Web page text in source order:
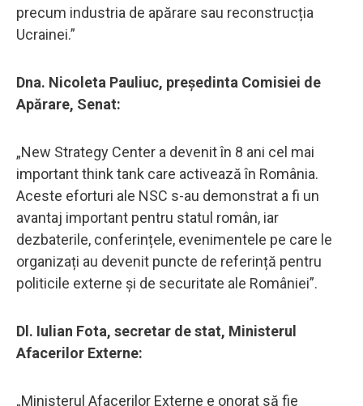
precum industria de apărare sau reconstrucția
Ucrainei.”
Dna. Nicoleta Pauliuc, președinta Comisiei de
Apărare, Senat:
„New Strategy Center a devenit în 8 ani cel mai
important think tank care activează în România.
Aceste eforturi ale NSC s-au demonstrat a fi un
avantaj important pentru statul român, iar
dezbaterile, conferințele, evenimentele pe care le
organizați au devenit puncte de referință pentru
politicile externe și de securitate ale României”.
Dl. Iulian Fota, secretar de stat, Ministerul
Afacerilor Externe:
„Ministerul Afacerilor Externe e onorat să fie